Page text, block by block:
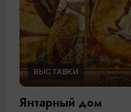
ВЫСТАВКИ
Янтарный дом